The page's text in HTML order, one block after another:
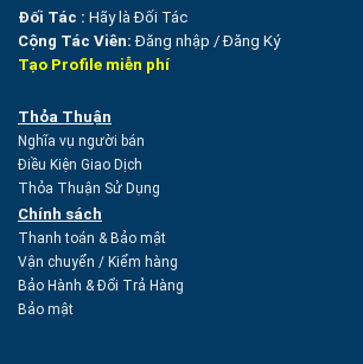
Đối Tác : Hãy là Đối Tác
Cộng Tác Viên: Đăng nhập /Đăng Ký
Tạo Profile miễn phí
Thỏa Thuận
Nghĩa vụ người bán
Điều Kiện Giao Dịch
Thỏa Thuận Sử Dụng
Chính sách
Thanh toán & Bảo mật
Vận chuyển / Kiểm hàng
Bảo Hành & Đổi Trả Hàng
Bảo mật